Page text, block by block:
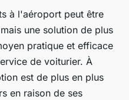
peut-on tirer
de
de Lyon ?
à l'aéroport peut être
une solution de plus
pratique et efficace
de voiturier. À
est de plus en plus
en raison de ses